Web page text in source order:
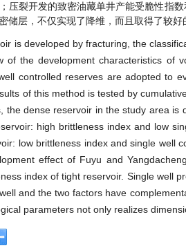
压裂开发的致密油藏单井产能受脆性指
储层，不仅实现了降维，而且取得了较好
is developed by fracturing, the
of the development characteristics of
controlled reserves are adopted to
of this method is tested by
the dense reservoir in the study area
high brittleness index and low
low brittleness index and single well
effect of Fuyu and
index of tight reservoir. Single well
and the two factors have
parameters not only realizes